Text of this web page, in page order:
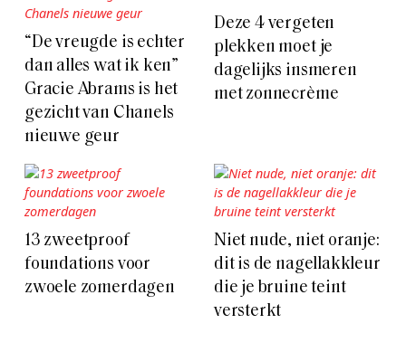
“De vreugde is echter
dan alles wat ik ken”
Gracie Abrams is het
gezicht van Chanels
nieuwe geur
Deze 4 vergeten
plekken moet je
dagelijks insmeren
met zonnecrème
13 zweetproof
foundations voor
zwoele zomerdagen
Niet nude, niet oranje:
dit is de nagellakkleur
die je bruine teint
versterkt